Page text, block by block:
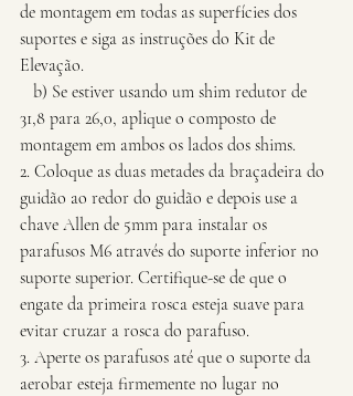
de montagem em todas as superfícies dos
suportes e siga as instruções do Kit de
Elevação.
b) Se estiver usando um shim redutor de
31,8 para 26,0, aplique o composto de
montagem em ambos os lados dos shims.
2. Coloque as duas metades da braçadeira do
guidão ao redor do guidão e depois use a
chave Allen de 5mm para instalar os
parafusos M6 através do suporte inferior no
suporte superior. Certifique-se de que o
engate da primeira rosca esteja suave para
evitar cruzar a rosca do parafuso.
3. Aperte os parafusos até que o suporte da
aerobar esteja firmemente no lugar no